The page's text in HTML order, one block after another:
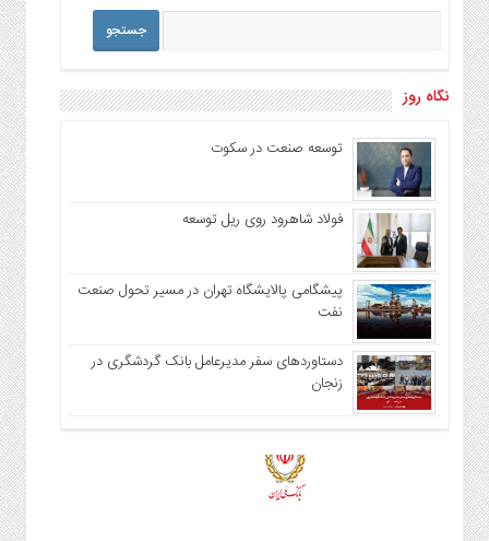
نگاه روز
توسعه صنعت در سکوت
فولاد شاهرود روی ریل توسعه
پیشگامی پالایشگاه تهران در مسیر تحول صنعت
نفت
دستاوردهای سفر مدیرعامل بانک گردشگری در
زنجان